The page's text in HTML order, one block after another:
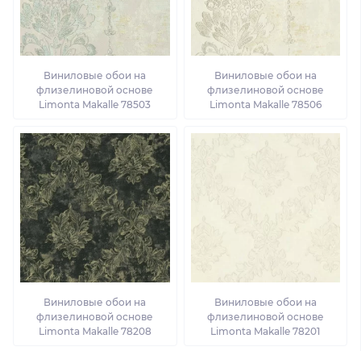
Виниловые обои на
флизелиновой основе
Limonta Makalle 78503
Виниловые обои на
флизелиновой основе
Limonta Makalle 78506
Виниловые обои на
флизелиновой основе
Limonta Makalle 78208
Виниловые обои на
флизелиновой основе
Limonta Makalle 78201